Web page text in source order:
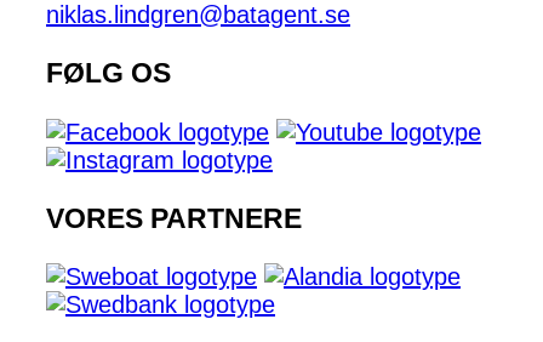
niklas.lindgren@batagent.se
FØLG OS
VORES PARTNERE